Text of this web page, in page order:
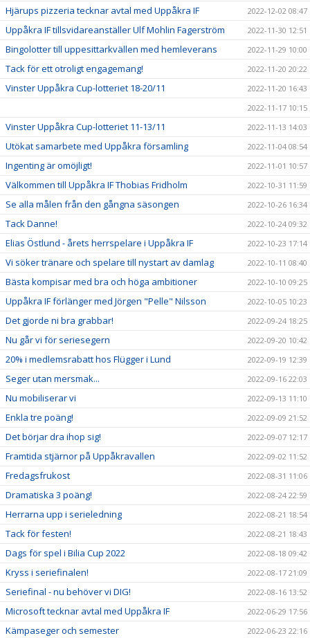
Hjärups pizzeria tecknar avtal med Uppåkra IF 2022-12-02 08:47
Uppåkra IF tillsvidareanställer Ulf Mohlin Fagerström 2022-11-30 12:51
Bingolotter till uppesittarkvällen med hemleverans 2022-11-29 10:00
Tack för ett otroligt engagemang! 2022-11-20 20:22
Vinster Uppåkra Cup-lotteriet 18-20/11
2022-11-20 16:43
2022-11-17 10:15
Vinster Uppåkra Cup-lotteriet 11-13/11 2022-11-13 14:03
Utökat samarbete med Uppåkra församling 2022-11-04 08:54
Ingenting är omöjligt! 2022-11-01 10:57
Välkommen till Uppåkra IF Thobias Fridholm 2022-10-31 11:59
Se alla målen från den gångna säsongen 2022-10-26 16:34
Tack Danne! 2022-10-24 09:32
Elias Östlund - årets herrspelare i Uppåkra IF 2022-10-23 17:14
Vi söker tränare och spelare till nystart av damlag 2022-10-11 08:40
Bästa kompisar med bra och höga ambitioner 2022-10-10 09:25
Uppåkra IF förlänger med Jörgen "Pelle" Nilsson 2022-10-05 10:23
Det gjorde ni bra grabbar! 2022-09-24 18:25
Nu går vi för seriesegern 2022-09-20 10:42
20% i medlemsrabatt hos Flügger i Lund 2022-09-19 12:39
Seger utan mersmak... 2022-09-16 22:03
Nu mobiliserar vi 2022-09-13 11:10
Enkla tre poäng! 2022-09-09 21:52
Det börjar dra ihop sig! 2022-09-07 12:17
Framtida stjärnor på Uppåkravallen 2022-09-02 11:52
Fredagsfrukost 2022-08-31 11:06
Dramatiska 3 poäng! 2022-08-24 22:59
Herrarna upp i serieledning 2022-08-21 18:54
Tack för festen! 2022-08-21 18:43
Dags för spel i Bilia Cup 2022 2022-08-18 09:42
Kryss i seriefinalen! 2022-08-17 21:09
Seriefinal - nu behöver vi DIG! 2022-08-16 13:52
Microsoft tecknar avtal med Uppåkra IF 2022-06-29 17:56
Kämpaseger och semester 2022-06-23 22:16